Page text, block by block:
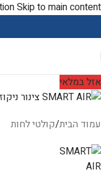
Skip to main content
שימו לב- שירות
אזל במלאי
עמוד הבית/קולטי לחות